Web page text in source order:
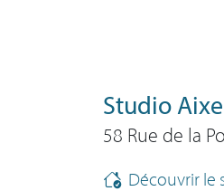
Studio
58 Rue de la
Découvrir le